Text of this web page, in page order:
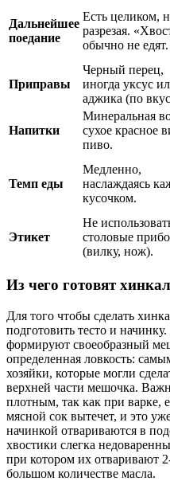
Дальнейшее
поедание
Есть целиком,
разрезая.
обычно не едят.
Приправы
Черный перец,
иногда уксус
аджика (по
Напитки
Минеральная
сухое красное
пиво.
Темп еды
Медленно,
наслаждаясь
кусочком.
Этикет
Не
столовые
(вилку, нож).
Из чего готовят
Для того чтобы сделать
подготовить тесто и
формируют своеобразный
определенная ловкость:
хозяйки, которые могли
верхней части мешочка.
плотным, так как при варке,
мясной сок вытечет, и это
начинкой отвариваются в
хвостики слегка
при котором их отваривают
большом количестве масла.